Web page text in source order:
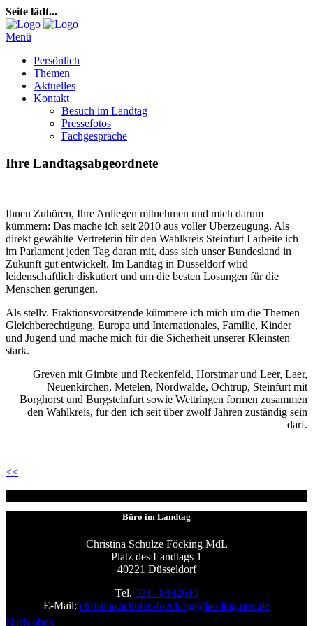
Seite lädt...
Menü
Persönlich
Themen
Aktuelles
Kontakt
Besuch im Landtag
Pressefotos
Fachgespräche
Ihre Landtagsabgeordnete
Ihnen Zuhören, Ihre Anliegen mitnehmen und mich darum
kümmern: Das mache ich seit 2010 aus voller Überzeugung. Als
direkt gewählte Vertreterin für den Wahlkreis Steinfurt I arbeite ich
im Parlament jeden Tag daran mit, dass sich unser Bundesland in
Zukunft gut entwickelt. Im Landtag in Düsseldorf wird
leidenschaftlich diskutiert und um die besten Lösungen für die
Menschen gerungen.
Als stellv. Fraktionsvorsitzende kümmere ich mich um die Themen
Gleichberechtigung, Europa und Internationales, Familie, Kinder
und Jugend und mache mich für die Sicherheit unserer Kleinsten
stark.
Greven mit Gimbte und Reckenfeld, Horstmar und Leer, Laer,
Neuenkirchen, Metelen, Nordwalde, Ochtrup, Steinfurt mit
Borghorst und Burgsteinfurt sowie Wettringen formen zusammen
den Wahlkreis, für den ich seit über zwölf Jahren zuständig sein
darf.
<<
Büro im Landtag
Christina Schulze Föcking MdL
Platz des Landtags 1
40221 Düsseldorf
Tel. 0211 8842610
E-Mail: christina.schulze-foecking@landtag.nrw.de
Nach oben